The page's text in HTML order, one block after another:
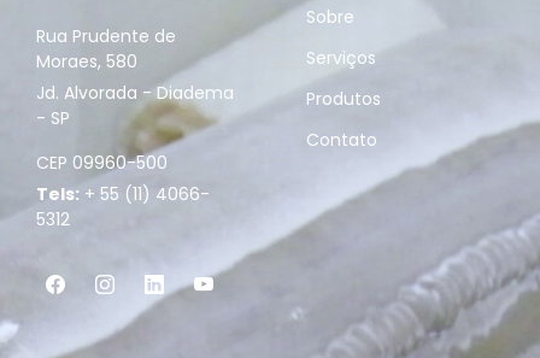
Rua Prudente de
Moraes, 580
Jd. Alvorada - Diadema
- SP
CEP 09960-500
Tels: + 55 (11) 4066-
5312
Sobre
Serviços
Produtos
Contato